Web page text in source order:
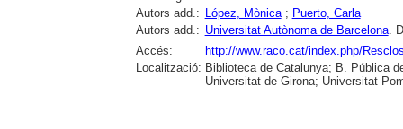
Autors add.: López, Mònica; Puerto, Carla
Autors add.: Universitat Autònoma de Barcelona.
Accés:
http://www.raco.cat/index.php/
Localització: Biblioteca de Catalunya; B. Pública
Universitat de Girona; Universitat